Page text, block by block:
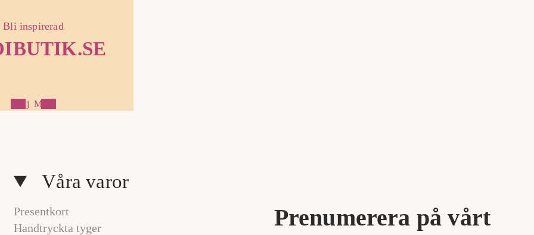
Bli inspirerad
Följ MOI
Våra varor
Presentkort
Handtryckta tyger
Prenumerera på vårt